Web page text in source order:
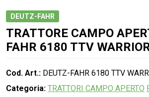
DEUTZ-FAHR
TRATTORE CAMPO
FAHR 6180 TTV
Cod. Art.: DEUTZ-FAHR 6180 TTV
Categoria: TRATTORI CAMPO APERTO